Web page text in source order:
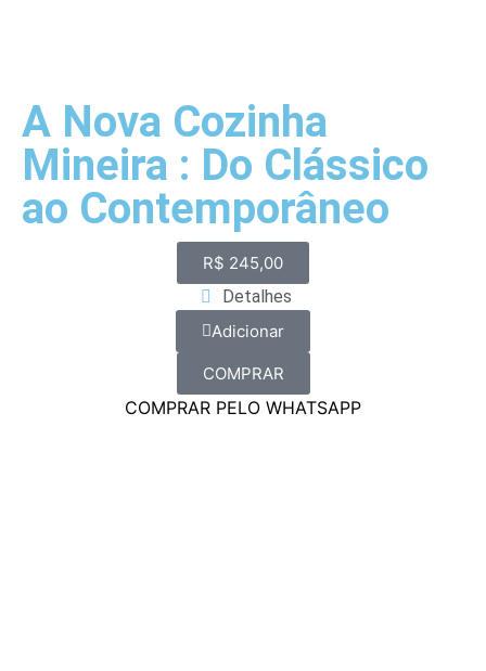
A Nova Cozinha
Mineira : Do Clássico
ao Contemporâneo
R$ 245,00
Detalhes
Adicionar
COMPRAR
COMPRAR PELO WHATSAPP